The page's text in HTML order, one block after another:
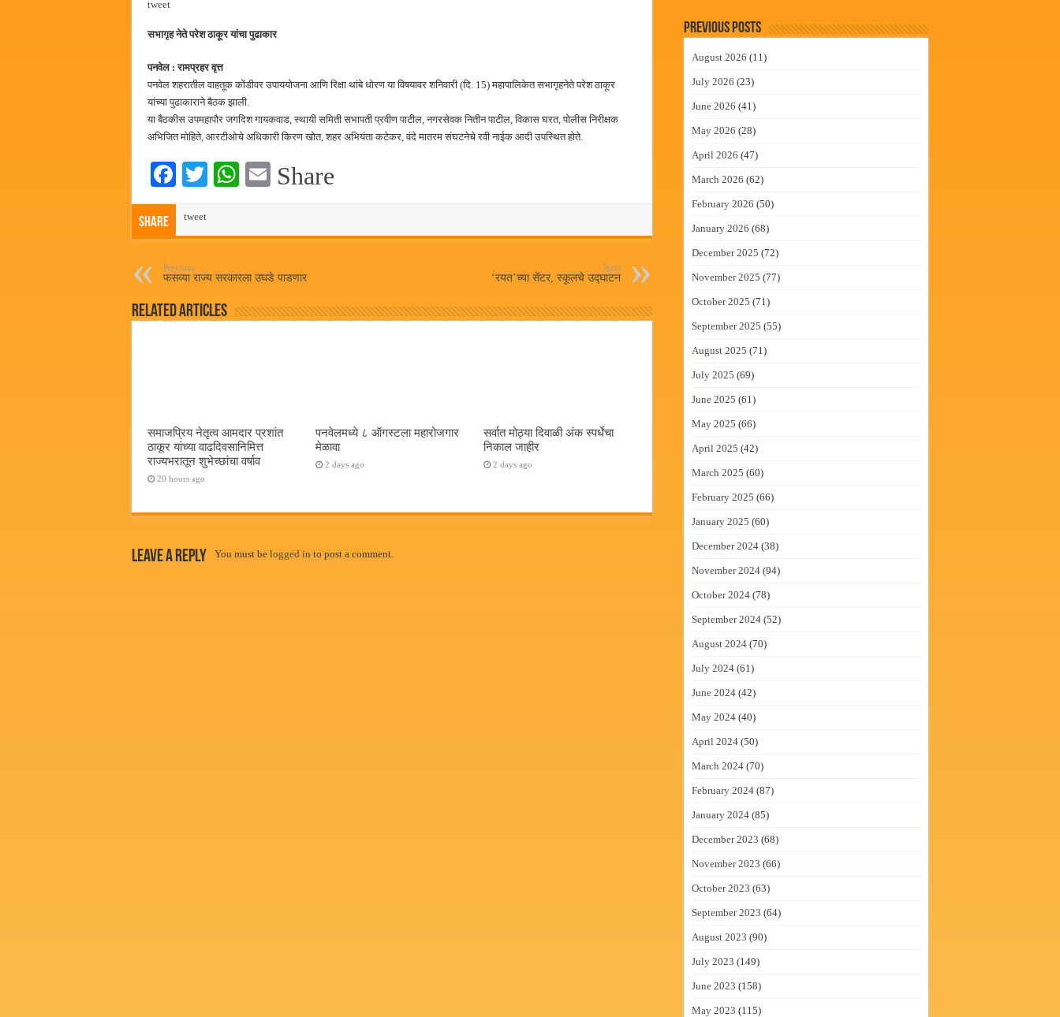
छत्रपती शिवाजी महाराज महाराजस्व समाधान शिबिरास पनवेलमध्ये उत्स्फूर्त प्रतिसाद
कॉमनवेल्थ टेबल टेनिस स्पर्धेत सीकेटीच्या स्वस्तिका घोषची सुवर्णझेप
tweet
सभागृह नेते परेश ठाकूर यांचा पुढाकार
पनवेल : रामप्रहर वृत्त
पनवेल शहरातील वाहतूक कोंडीवर उपाययोजना आणि रिक्षा थांबे धोरण या विषयावर शनिवारी (दि. 15) महापालिकेत सभागृहनेते परेश ठाकूर
यांच्या पुढाकाराने बैठक झाली.
या बैठकीस उपमहापौर जगदिश गायकवाड, स्थायी समिती सभापती प्रवीण पाटील, नगरसेवक नितीन पाटील, विकास घरत, पोलीस निरीक्षक
अभिजित मोहिते, आरटीओचे अधिकारी किरण खोत, शहर अभियंता कटेकर, वंदे मातरम संघटनेचे रवी नाईक आदी उपस्थित होते.
Fa
bo
ok
T
r
W
A
pp
E
Share
Share tweet
Previous
फसव्या राज्य सरकारला उघडे पाडणार
Next
‘रयत’च्या सेंटर, स्कूलचे उद्घाटन
Related Articles
समाजप्रिय नेतृत्व आमदार प्रशांत
ठाकूर यांच्या वाढदिवसानिमित्त
राज्यभरातून शुभेच्छांचा वर्षाव
20 hours ago
पनवेलमध्ये ८ ऑगस्टला महारोजगार
मेळावा
2 days ago
सर्वात मोठ्या दिवाळी अंक स्पर्धेचा
निकाल जाहीर
2 days ago
Leave a Reply You must be logged in to post a comment.
Previous Posts
August 2026 (11)
July 2026 (23)
June 2026 (41)
May 2026 (28)
April 2026 (47)
March 2026 (62)
February 2026 (50)
January 2026 (68)
December 2025 (72)
November 2025 (77)
October 2025 (71)
September 2025 (55)
August 2025 (71)
July 2025 (69)
June 2025 (61)
May 2025 (66)
April 2025 (42)
March 2025 (60)
February 2025 (66)
January 2025 (60)
December 2024 (38)
November 2024 (94)
October 2024 (78)
September 2024 (52)
August 2024 (70)
July 2024 (61)
June 2024 (42)
May 2024 (40)
April 2024 (50)
March 2024 (70)
February 2024 (87)
January 2024 (85)
December 2023 (68)
November 2023 (66)
October 2023 (63)
September 2023 (64)
August 2023 (90)
July 2023 (149)
June 2023 (158)
May 2023 (115)